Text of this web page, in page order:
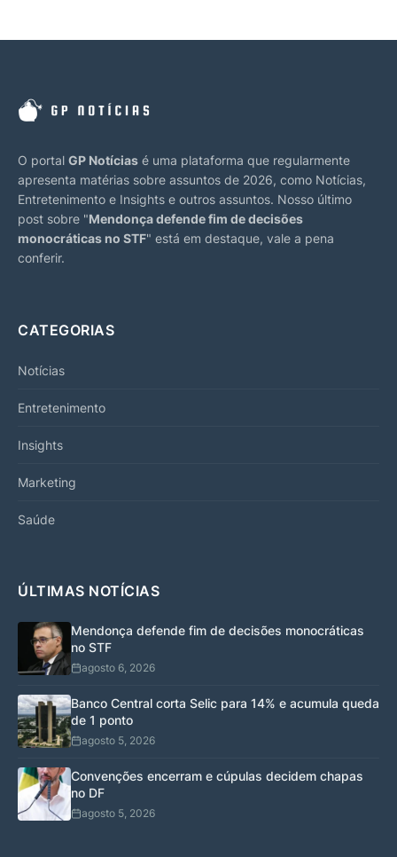
O portal GP Notícias é uma plataforma que regularmente
apresenta matérias sobre assuntos de 2026, como Notícias,
Entretenimento e Insights e outros assuntos. Nosso último
post sobre "Mendonça defende fim de decisões
monocráticas no STF" está em destaque, vale a pena
conferir.
CATEGORIAS
Notícias
Entretenimento
Insights
Marketing
Saúde
ÚLTIMAS NOTÍCIAS
Mendonça defende fim de decisões monocráticas
no STF
agosto 6, 2026
Banco Central corta Selic para 14% e acumula queda
de 1 ponto
agosto 5, 2026
Convenções encerram e cúpulas decidem chapas
no DF
agosto 5, 2026